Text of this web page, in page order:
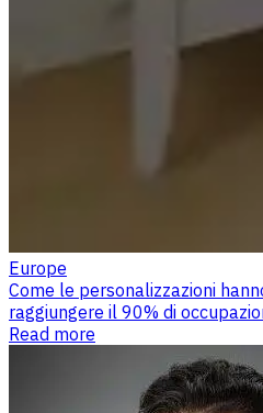
Europe
Come le personalizzazioni
raggiungere il 90% di
Read more